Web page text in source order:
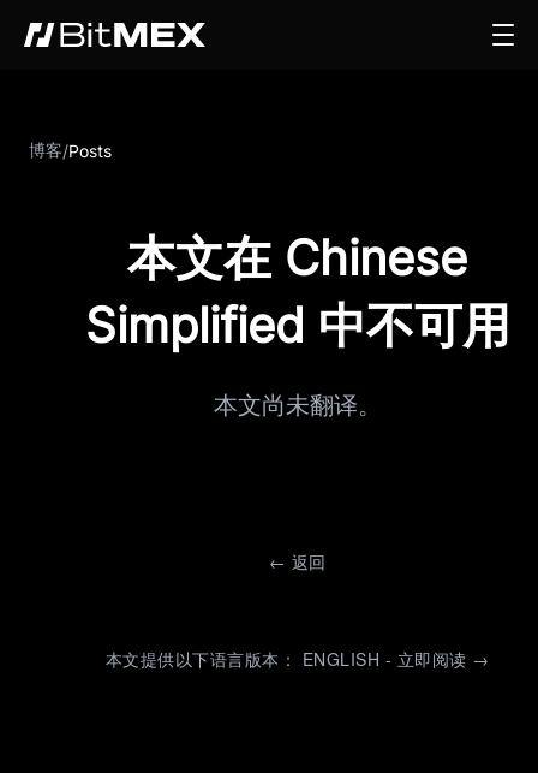
博客/Posts
本文在 Chinese
Simplified 中不可用
本文尚未翻译。
← 返回
本文提供以下语言版本： ENGLISH - 立即阅读 →